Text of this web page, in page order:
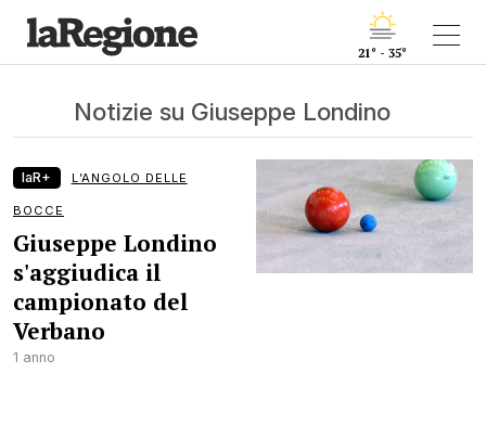
21° - 35°
Notizie su Giuseppe Londino
laR+ L’ANGOLO DELLE
BOCCE
Giuseppe Londino
s'aggiudica il
campionato del
Verbano
1 anno